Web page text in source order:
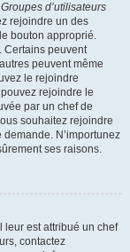
Groupes d’utilisateurs
rejoindre un des
bouton approprié.
Certains peuvent
peuvent même
le rejoindre
rejoindre le
par un chef de
souhaitez rejoindre
N’importunez
ses raisons.
leur est attribué un chef
contactez